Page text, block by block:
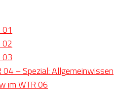
01
02
03
– Spezial: Allgemeinwissen
im WTR 06